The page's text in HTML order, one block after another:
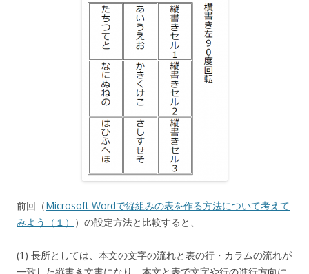
前回（Microsoft Wordで縦組みの表を作る方法について考えて
みよう（１） ）の設定方法と比較すると、
(1) 長所としては、本文の文字の流れと表の行・カラムの流れが
一致した縦書き文書になり、本文と表で文字や行の進行方向に